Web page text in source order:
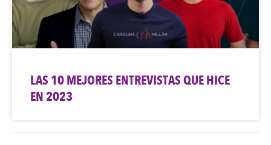
LAS 10 MEJORES ENTREVISTAS QUE HICE
EN 2023